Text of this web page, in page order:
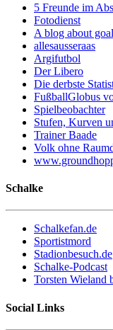
5 Freunde im
Fotodienst
A blog about
allesausseraas
Argifutbol
Der Libero
Die derbste
FußballGlobus
Spielbeobachter
Stufen, Kurven
Trainer Baade
Volk ohne
Schalke
Schalkefan.de
Sportistmord
Stadionbesuch.de
Schalke-Podcast
Torsten Wieland
Social Links